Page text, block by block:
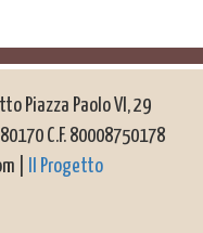
Piazza Paolo VI, 29
C.F. 80008750178
|
Il Progetto